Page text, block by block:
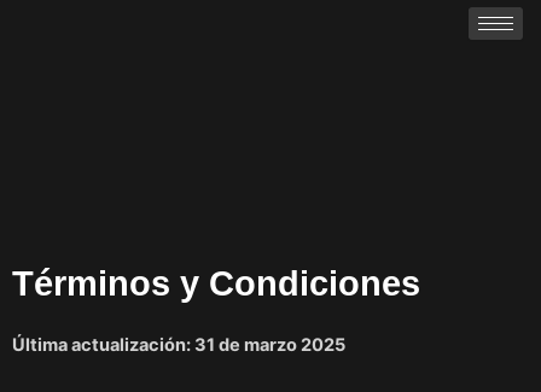
Términos y Condiciones
Última actualización: 31 de marzo 2025